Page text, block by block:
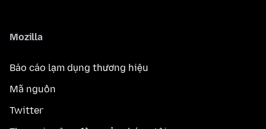
Mozilla
Báo cáo lạm dụng thương hiệu
Mã nguồn
Twitter